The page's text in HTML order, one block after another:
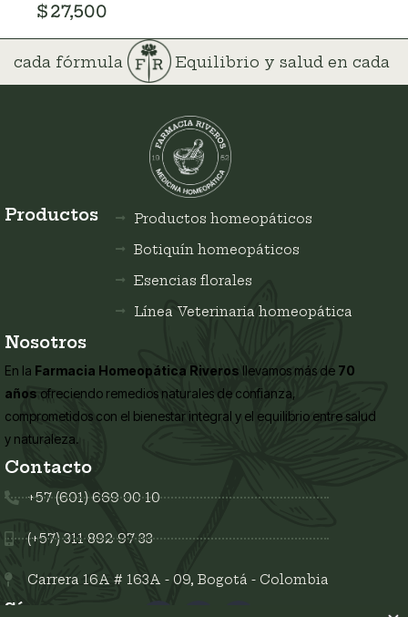
$27,500
cada fórmula Equilibrio y salud en cada
Productos
Productos homeopáticos
Botiquín homeopáticos
Esencias florales
Línea Veterinaria homeopática
Nosotros
En la Farmacia Homeopática Riveros llevamos más de 70
años ofreciendo remedios naturales de confianza,
comprometidos con el bienestar integral y el equilibrio entre salud
y naturaleza.
Contacto
+57 (601) 669 00 10
(+57) 311 892 97 33
Carrera 16A # 163A - 09, Bogotá - Colombia
Síguenos en: